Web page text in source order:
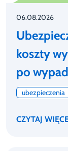
06.08.2026
koszty
po
ubezpieczenia
CZYTAJ